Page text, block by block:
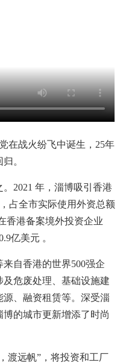
战火纷飞中诞生，25年
。
2021 年，淄博吸引香港
占全市实际使用外资总额
香港备案境外投资企业
亿美元 。
自香港的世界500强企
危废处理、基础设施建
、融资租赁等。深受淄
的城市更新增添了时尚
远帆”，将投资和工厂